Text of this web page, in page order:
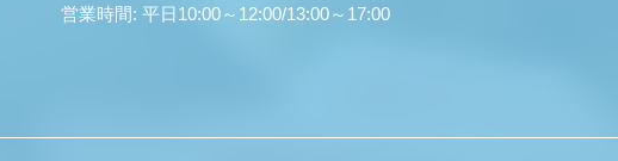
営業時間: 平日10:00～12:00/13:00～17:00